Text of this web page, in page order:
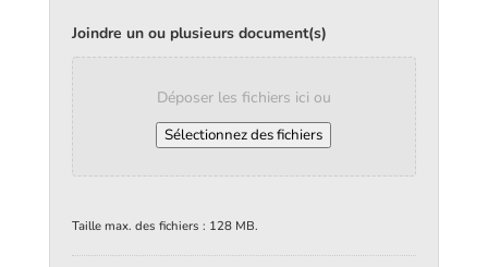
Joindre un ou plusieurs document(s)
Déposer les fichiers ici ou
Sélectionnez des fichiers
Taille max. des fichiers : 128 MB.